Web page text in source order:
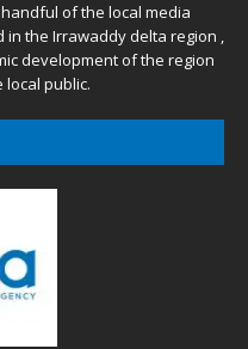
of the local media
in the Irrawaddy delta region ,
development of the region
public.